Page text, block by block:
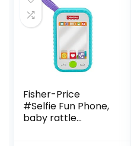
Fisher-Price
#Selfie Fun Phone,
baby rattle